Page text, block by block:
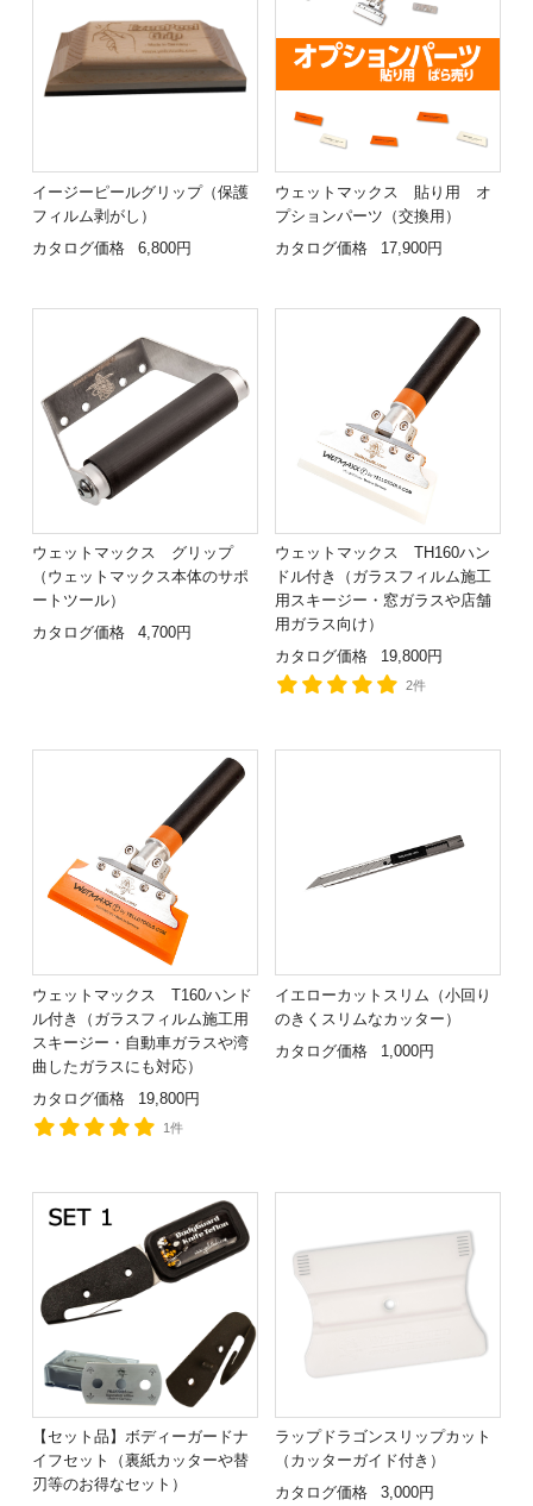
イージーピールグリップ（保護
フィルム剥がし）
カタログ価格
6,800円
ウェットマックス 貼り用 オ
プションパーツ（交換用）
カタログ価格
17,900円
ウェットマックス グリップ
（ウェットマックス本体のサポ
ートツール）
カタログ価格
4,700円
ウェットマックス TH160ハン
ドル付き（ガラスフィルム施工
用スキージー・窓ガラスや店舗
用ガラス向け）
カタログ価格
19,800円
2件
ウェットマックス T160ハンド
ル付き（ガラスフィルム施工用
スキージー・自動車ガラスや湾
曲したガラスにも対応）
カタログ価格
19,800円
1件
イエローカットスリム（小回り
のきくスリムなカッター）
カタログ価格
1,000円
【セット品】ボディーガードナ
イフセット（裏紙カッターや替
刃等のお得なセット）
ラップドラゴンスリップカット
（カッターガイド付き）
カタログ価格
3,000円